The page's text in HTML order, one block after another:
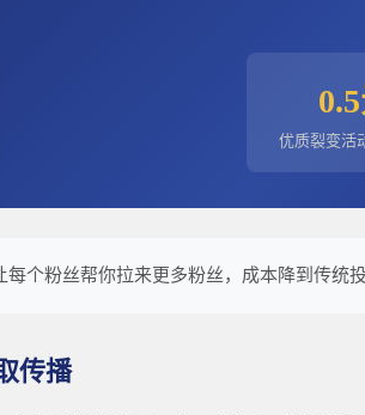
优质裂变活
个粉丝帮你拉来更多粉丝，成本降到传统
传播